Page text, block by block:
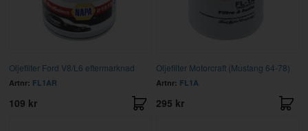
Oljefilter Ford V8/L6 eftermarknad
Artnr: FL1AR
109 kr
Oljefilter Motorcraft (Mustang 64-78)
Artnr: FL1A
295 kr